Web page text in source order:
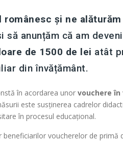
românesc și ne
să anunțăm că am
de 1500 de lei atât
din învățământ.
în acordarea unor vouchere în
este susținerea cadrelor
în procesul educațional.
beneficiarilor voucherelor de primă